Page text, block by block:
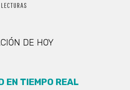
DE HOY
EN TIEMPO REAL